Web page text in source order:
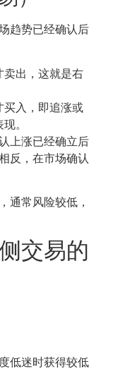
趋势已经确认后
卖出，这就是右
买入，即追涨或
。
上涨已经确立后
反，在市场确认
通常风险较低，
交易的
低迷时获得较低